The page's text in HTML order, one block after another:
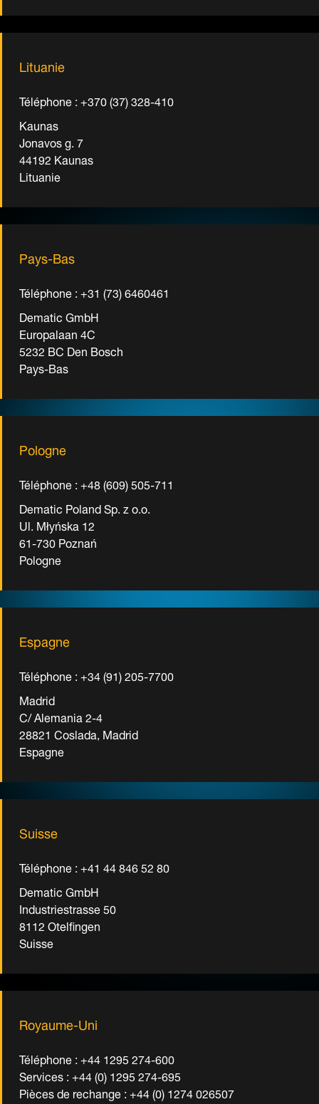
Lituanie
Téléphone : +370 (37) 328-410
Kaunas
Jonavos g. 7
44192 Kaunas
Lituanie
Pays-Bas
Téléphone : +31 (73) 6460461
Dematic GmbH
Europalaan 4C
5232 BC Den Bosch
Pays-Bas
Pologne
Téléphone : +48 (609) 505-711
Dematic Poland Sp. z o.o.
Ul. Młyńska 12
61-730 Poznań
Pologne
Espagne
Téléphone : +34 (91) 205-7700
Madrid
C/ Alemania 2-4
28821 Coslada, Madrid
Espagne
Suisse
Téléphone : +41 44 846 52 80
Dematic GmbH
Industriestrasse 50
8112 Otelfingen
Suisse
Royaume-Uni
Téléphone : +44 1295 274-600
Services : +44 (0) 1295 274-695
Pièces de rechange : +44 (0) 1274 026507